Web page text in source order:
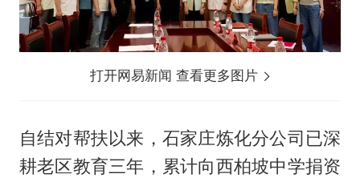
打开网易新闻 查看更多图片
自结对帮扶以来，石家庄炼化分公司已深
耕老区教育三年，累计向西柏坡中学捐资